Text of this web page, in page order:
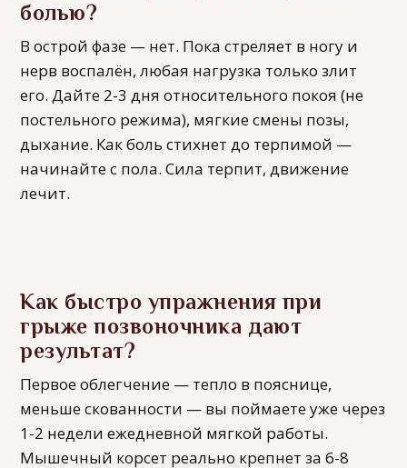
болью?
В острой фазе — нет. Пока стреляет в ногу и
нерв воспалён, любая нагрузка только злит
его. Дайте 2-3 дня относительного покоя (не
постельного режима), мягкие смены позы,
дыхание. Как боль стихнет до терпимой —
начинайте с пола. Сила терпит, движение
лечит.
Как быстро упражнения при
грыже позвоночника дают
результат?
Первое облегчение — тепло в пояснице,
меньше скованности — вы поймаете уже через
1-2 недели ежедневной мягкой работы.
Мышечный корсет реально крепнет за 6-8